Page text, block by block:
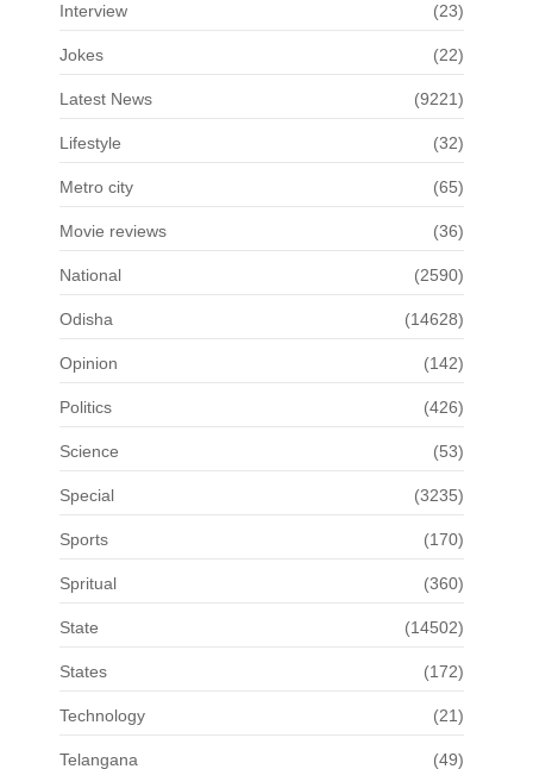
Interview (23)
Jokes (22)
Latest News (9221)
Lifestyle (32)
Metro city (65)
Movie reviews (36)
National (2590)
Odisha (14628)
Opinion (142)
Politics (426)
Science (53)
Special (3235)
Sports (170)
Spritual (360)
State (14502)
States (172)
Technology (21)
Telangana (49)